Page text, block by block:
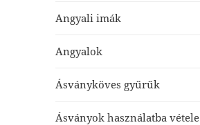
Angyali imák
Angyalok
Ásványköves gyűrűk
Ásványok használatba vétele